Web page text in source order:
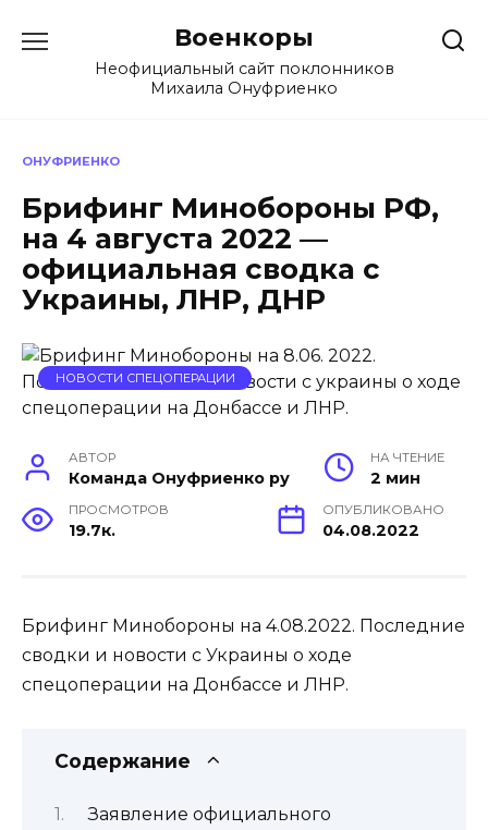
содержанию
Военкоры
Неофициальный сайт поклонников
Михаила Онуфриенко
ОНУФРИЕНКО
Брифинг Минобороны РФ,
на 4 августа 2022 —
официальная сводка с
Украины, ЛНР, ДНР
НОВОСТИ СПЕЦОПЕРАЦИИ
АВТОР
Команда Онуфриенко ру
НА ЧТЕНИЕ
2 мин
ПРОСМОТРОВ
19.7к.
ОПУБЛИКОВАНО
04.08.2022
Брифинг Минобороны на 4.08.2022. Последние
сводки и новости с Украины о ходе
спецоперации на Донбассе и ЛНР.
Содержание
Заявление официального